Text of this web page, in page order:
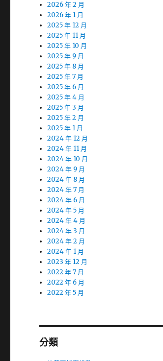
2026 年 2 月
2026 年 1 月
2025 年 12 月
2025 年 11 月
2025 年 10 月
2025 年 9 月
2025 年 8 月
2025 年 7 月
2025 年 6 月
2025 年 4 月
2025 年 3 月
2025 年 2 月
2025 年 1 月
2024 年 12 月
2024 年 11 月
2024 年 10 月
2024 年 9 月
2024 年 8 月
2024 年 7 月
2024 年 6 月
2024 年 5 月
2024 年 4 月
2024 年 3 月
2024 年 2 月
2024 年 1 月
2023 年 12 月
2022 年 7 月
2022 年 6 月
2022 年 5 月
分類